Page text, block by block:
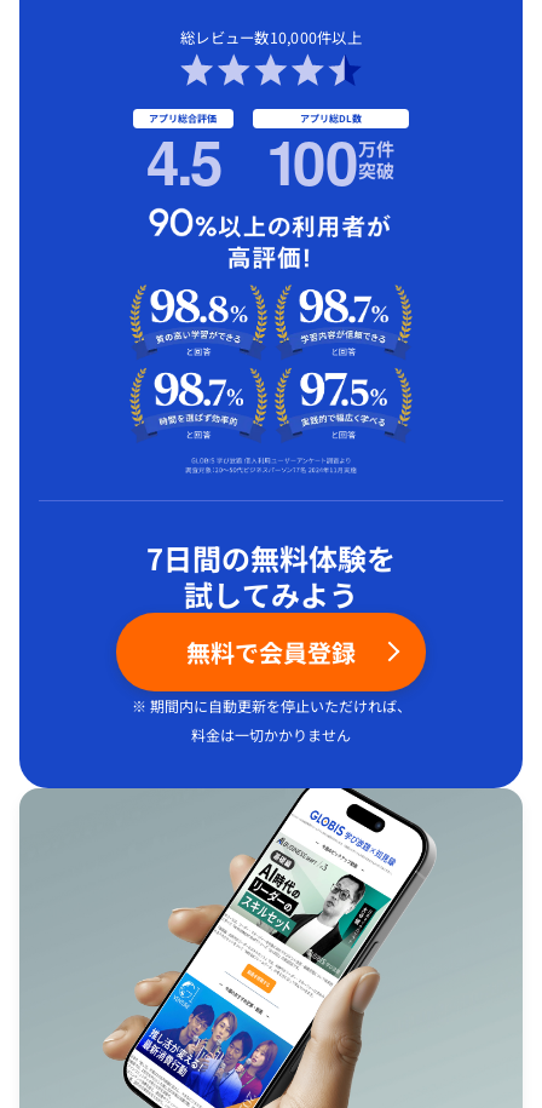
総レビュー数10,000件以上
アプリ総合評価
4.5 アプリ総DL数
100万件
突破
7日間の無料体験を
試してみよう
無料で会員登録
※ 期間内に自動更新を停止いただければ、
料金は一切かかりません